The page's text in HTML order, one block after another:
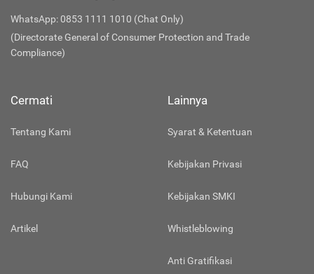
WhatsApp: 0853 1111 1010 (Chat Only)
(Directorate General of Consumer Protection and Trade
Compliance)
Cermati
Tentang Kami
FAQ
Hubungi Kami
Artikel
Lainnya
Syarat & Ketentuan
Kebijakan Privasi
Kebijakan SMKI
Whistleblowing
Anti Gratifikasi